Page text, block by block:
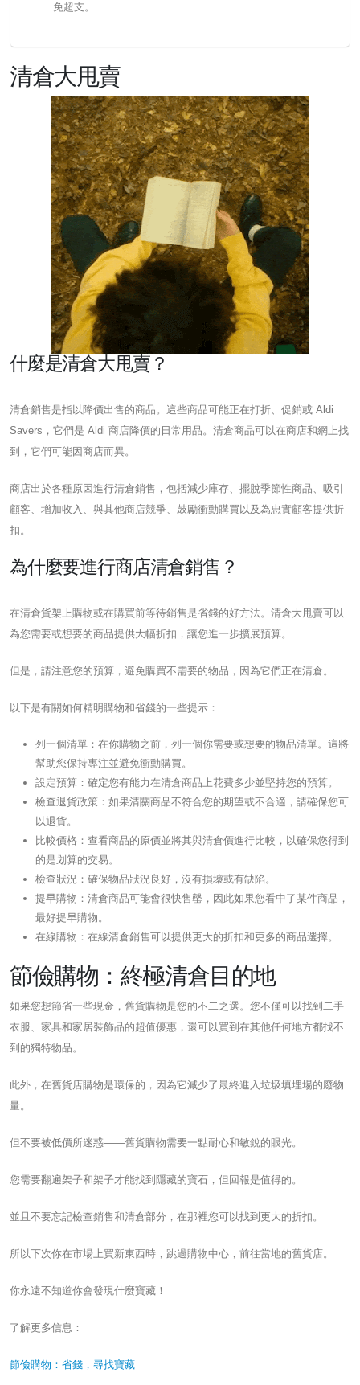
免超支。
清倉大甩賣
什麼是清倉大甩賣？
清倉銷售是指以降價出售的商品。這些商品可能正在打折、促銷或 Aldi
Savers，它們是 Aldi 商店降價的日常用品。清倉商品可以在商店和網上找
到，它們可能因商店而異。
商店出於各種原因進行清倉銷售，包括減少庫存、擺脫季節性商品、吸引
顧客、增加收入、與其他商店競爭、鼓勵衝動購買以及為忠實顧客提供折
扣。
為什麼要進行商店清倉銷售？
在清倉貨架上購物或在購買前等待銷售是省錢的好方法。清倉大甩賣可以
為您需要或想要的商品提供大幅折扣，讓您進一步擴展預算。
但是，請注意您的預算，避免購買不需要的物品，因為它們正在清倉。
以下是有關如何精明購物和省錢的一些提示：
列一個清單：在你購物之前，列一個你需要或想要的物品清單。這將
幫助您保持專注並避免衝動購買。
設定預算：確定您有能力在清倉商品上花費多少並堅持您的預算。
檢查退貨政策：如果清關商品不符合您的期望或不合適，請確保您可
以退貨。
比較價格：查看商品的原價並將其與清倉價進行比較，以確保您得到
的是划算的交易。
檢查狀況：確保物品狀況良好，沒有損壞或有缺陷。
提早購物：清倉商品可能會很快售罄，因此如果您看中了某件商品，
最好提早購物。
在線購物：在線清倉銷售可以提供更大的折扣和更多的商品選擇。
節儉購物：終極清倉目的地
如果您想節省一些現金，舊貨購物是您的不二之選。您不僅可以找到二手
衣服、家具和家居裝飾品的超值優惠，還可以買到在其他任何地方都找不
到的獨特物品。
此外，在舊貨店購物是環保的，因為它減少了最終進入垃圾填埋場的廢物
量。
但不要被低價所迷惑——舊貨購物需要一點耐心和敏銳的眼光。
您需要翻遍架子和架子才能找到隱藏的寶石，但回報是值得的。
並且不要忘記檢查銷售和清倉部分，在那裡您可以找到更大的折扣。
所以下次你在市場上買新東西時，跳過購物中心，前往當地的舊貨店。
你永遠不知道你會發現什麼寶藏！
了解更多信息：
節儉購物：省錢，尋找寶藏